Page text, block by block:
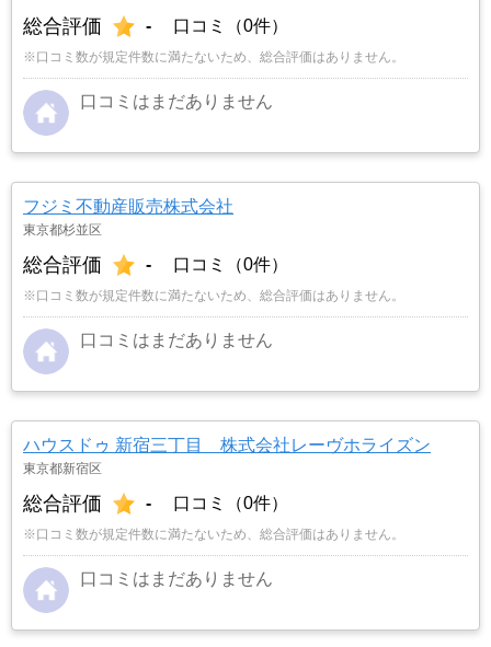
総合評価 - 口コミ（0件）
※口コミ数が規定件数に満たないため、総合評価はありません。
口コミはまだありません
フジミ不動産販売株式会社
東京都杉並区
総合評価 - 口コミ（0件）
※口コミ数が規定件数に満たないため、総合評価はありません。
口コミはまだありません
ハウスドゥ 新宿三丁目 株式会社レーヴホライズン
東京都新宿区
総合評価 - 口コミ（0件）
※口コミ数が規定件数に満たないため、総合評価はありません。
口コミはまだありません